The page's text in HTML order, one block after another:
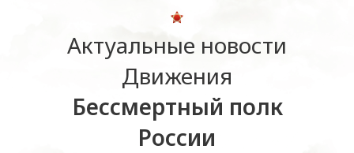
Актуальные новости
Движения
Бессмертный полк
России